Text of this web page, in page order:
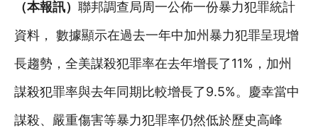
（本報訊） 聯邦調查局周一公佈一份暴力犯罪統計
資料， 數據顯示在過去一年中加州暴力犯罪呈現增
長趨勢，全美謀殺犯罪率在去年增長了11%，加州
謀殺犯罪率與去年同期比較增長了9.5%。慶幸當中
謀殺、嚴重傷害等暴力犯罪率仍然低於歷史高峰